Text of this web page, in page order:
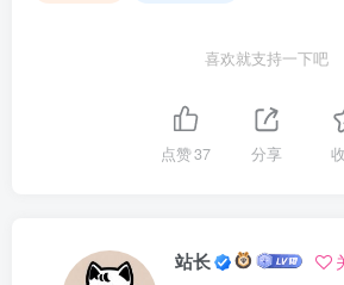
喜欢就支持一下吧
点赞37 分享
站长